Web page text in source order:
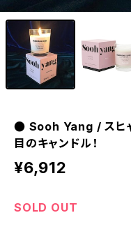
● Sooh Yang / スヒ
目のキャンドル！
¥6,912
SOLD OUT